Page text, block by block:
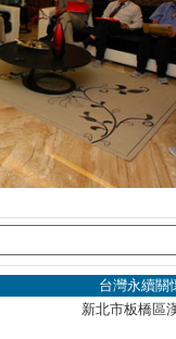
台灣永續關
新北市板橋區